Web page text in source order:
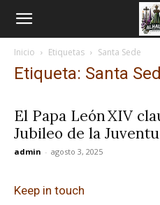
Inicio Etiquetas Santa Sede
Etiqueta: Santa
El Papa León XIV
Jubileo de la
admin - agosto 3, 2025
Keep in touch